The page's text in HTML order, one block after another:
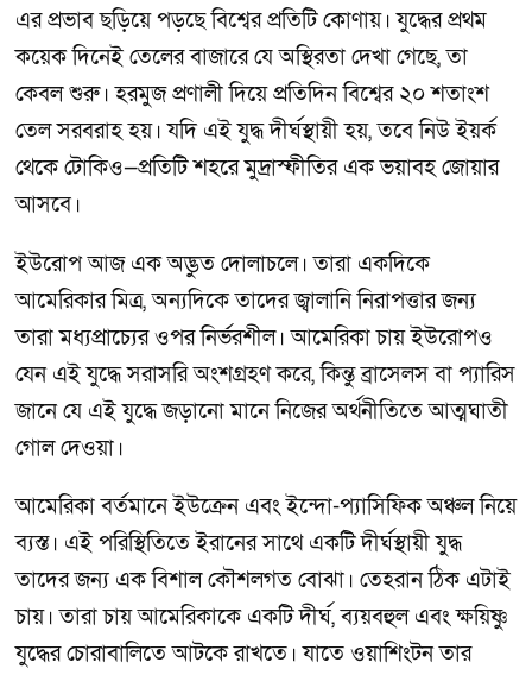
এর প্রভাব ছড়িয়ে পড়ছে বিশ্বের প্রতিটি কোণায়। যুদ্ধের প্রথম
কয়েক দিনেই তেলের বাজারে যে অস্থিরতা দেখা গেছে, তা
কেবল শুরু। হরমুজ প্রণালী দিয়ে প্রতিদিন বিশ্বের ২০ শতাংশ
তেল সরবরাহ হয়। যদি এই যুদ্ধ দীর্ঘস্থায়ী হয়, তবে নিউ ইয়র্ক
থেকে টোকিও—প্রতিটি শহরে মুদ্রাস্ফীতির এক ভয়াবহ জোয়ার
আসবে।
ইউরোপ আজ এক অদ্ভুত দোলাচলে। তারা একদিকে
আমেরিকার মিত্র, অন্যদিকে তাদের জ্বালানি নিরাপত্তার জন্য
তারা মধ্যপ্রাচ্যের ওপর নির্ভরশীল। আমেরিকা চায় ইউরোপও
যেন এই যুদ্ধে সরাসরি অংশগ্রহণ করে, কিন্তু ব্রাসেলস বা প্যারিস
জানে যে এই যুদ্ধে জড়ানো মানে নিজের অর্থনীতিতে আত্মঘাতী
গোল দেওয়া।
আমেরিকা বর্তমানে ইউক্রেন এবং ইন্দো-প্যাসিফিক অঞ্চল নিয়ে
ব্যস্ত। এই পরিস্থিতিতে ইরানের সাথে একটি দীর্ঘস্থায়ী যুদ্ধ
তাদের জন্য এক বিশাল কৌশলগত বোঝা। তেহরান ঠিক এটাই
চায়। তারা চায় আমেরিকাকে একটি দীর্ঘ, ব্যয়বহুল এবং ক্ষয়িষ্ণু
যুদ্ধের চোরাবালিতে আটকে রাখতে। যাতে ওয়াশিংটন তার